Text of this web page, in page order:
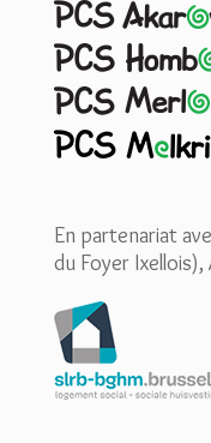
En partenariat
du Foyer